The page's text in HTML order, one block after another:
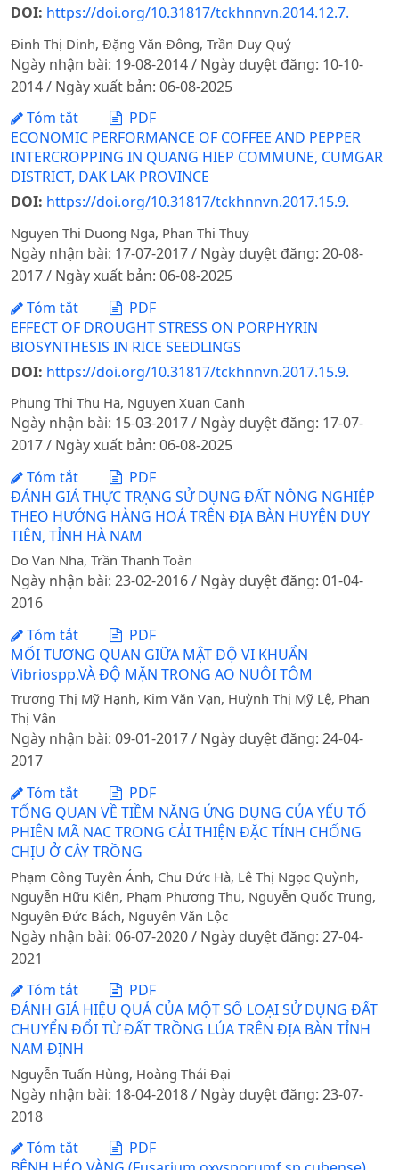
DOI: https://doi.org/10.31817/tckhnnvn.2014.12.7.
Đinh Thị Dinh, Đặng Văn Đông, Trần Duy Quý
Ngày nhận bài: 19-08-2014 / Ngày duyệt đăng: 10-10-
2014 / Ngày xuất bản: 06-08-2025
Tóm tắt
PDF
ECONOMIC PERFORMANCE OF COFFEE AND PEPPER
INTERCROPPING IN QUANG HIEP COMMUNE, CUMGAR
DISTRICT, DAK LAK PROVINCE
DOI: https://doi.org/10.31817/tckhnnvn.2017.15.9.
Nguyen Thi Duong Nga, Phan Thi Thuy
Ngày nhận bài: 17-07-2017 / Ngày duyệt đăng: 20-08-
2017 / Ngày xuất bản: 06-08-2025
Tóm tắt
PDF
EFFECT OF DROUGHT STRESS ON PORPHYRIN
BIOSYNTHESIS IN RICE SEEDLINGS
DOI: https://doi.org/10.31817/tckhnnvn.2017.15.9.
Phung Thi Thu Ha, Nguyen Xuan Canh
Ngày nhận bài: 15-03-2017 / Ngày duyệt đăng: 17-07-
2017 / Ngày xuất bản: 06-08-2025
Tóm tắt
PDF
ĐÁNH GIÁ THỰC TRẠNG SỬ DỤNG ĐẤT NÔNG NGHIỆP
THEO HƯỚNG HÀNG HOÁ TRÊN ĐỊA BÀN HUYỆN DUY
TIÊN, TỈNH HÀ NAM
Do Van Nha, Trần Thanh Toàn
Ngày nhận bài: 23-02-2016 / Ngày duyệt đăng: 01-04-
2016
Tóm tắt
PDF
MỐI TƯƠNG QUAN GIỮA MẬT ĐỘ VI KHUẨN
Vibriospp.VÀ ĐỘ MẶN TRONG AO NUÔI TÔM
Trương Thị Mỹ Hạnh, Kim Văn Vạn, Huỳnh Thị Mỹ Lệ, Phan
Thị Vân
Ngày nhận bài: 09-01-2017 / Ngày duyệt đăng: 24-04-
2017
Tóm tắt
PDF
TỔNG QUAN VỀ TIỀM NĂNG ỨNG DỤNG CỦA YẾU TỐ
PHIÊN MÃ NAC TRONG CẢI THIỆN ĐẶC TÍNH CHỐNG
CHỊU Ở CÂY TRỒNG
Phạm Công Tuyên Ánh, Chu Đức Hà, Lê Thị Ngọc Quỳnh,
Nguyễn Hữu Kiên, Phạm Phương Thu, Nguyễn Quốc Trung,
Nguyễn Đức Bách, Nguyễn Văn Lộc
Ngày nhận bài: 06-07-2020 / Ngày duyệt đăng: 27-04-
2021
Tóm tắt
PDF
ĐÁNH GIÁ HIỆU QUẢ CỦA MỘT SỐ LOẠI SỬ DỤNG ĐẤT
CHUYỂN ĐỔI TỪ ĐẤT TRỒNG LÚA TRÊN ĐỊA BÀN TỈNH
NAM ĐỊNH
Nguyễn Tuấn Hùng, Hoàng Thái Đại
Ngày nhận bài: 18-04-2018 / Ngày duyệt đăng: 23-07-
2018
Tóm tắt
PDF